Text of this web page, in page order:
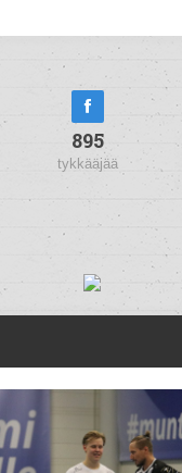
895
tykkääjää